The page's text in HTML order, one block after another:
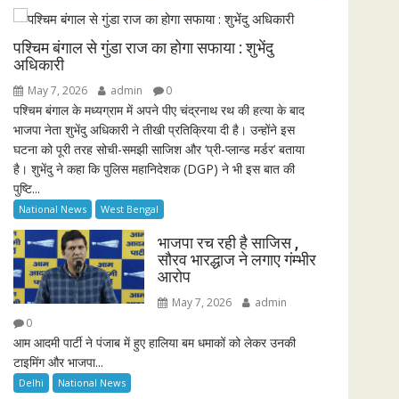
i
n
l
c
पश्चिम बंगाल से गुंडा राज का होगा सफाया : शुभेंदु
अधिकारी
May 7, 2026 admin 0
पश्चिम बंगाल के मध्यग्राम में अपने पीए चंद्रनाथ रथ की हत्या के बाद
भाजपा नेता शुभेंदु अधिकारी ने तीखी प्रतिक्रिया दी है। उन्होंने इस
घटना को पूरी तरह सोची-समझी साजिश और ‘प्री-प्लान्ड मर्डर’ बताया
है। शुभेंदु ने कहा कि पुलिस महानिदेशक (DGP) ने भी इस बात की
पुष्टि...
National News West Bengal
भाजपा रच रही है साजिस ,
सौरव भारद्धाज ने लगाए गंम्भीर
आरोप
May 7, 2026
admin
0
आम आदमी पार्टी ने पंजाब में हुए हालिया बम धमाकों को लेकर उनकी
टाइमिंग और भाजपा...
Delhi National News